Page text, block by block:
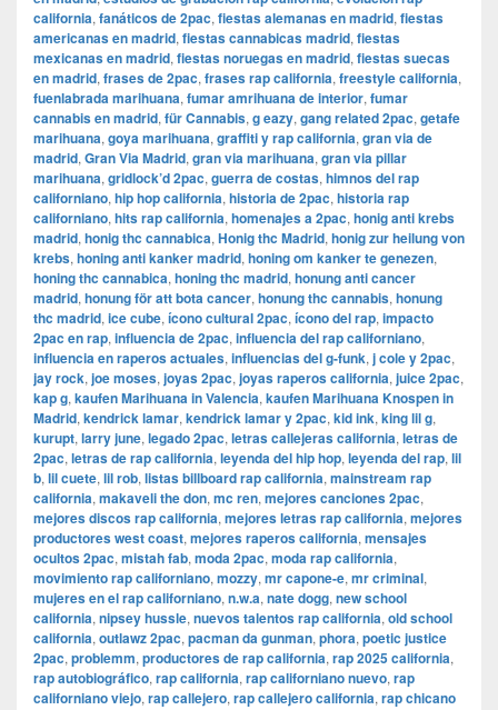
california, fanáticos de 2pac, fiestas alemanas en madrid, fiestas
americanas en madrid, fiestas cannabicas madrid, fiestas
mexicanas en madrid, fiestas noruegas en madrid, fiestas suecas
en madrid, frases de 2pac, frases rap california, freestyle california,
fuenlabrada marihuana, fumar amrihuana de interior, fumar
cannabis en madrid, für Cannabis, g eazy, gang related 2pac, getafe
marihuana, goya marihuana, graffiti y rap california, gran via de
madrid, ​​Gran Via Madrid, gran via marihuana, gran via pillar
marihuana, gridlock’d 2pac, guerra de costas, himnos del rap
californiano, hip hop california, historia de 2pac, historia rap
californiano, hits rap california, homenajes a 2pac, honig anti krebs
madrid, honig thc cannabica, Honig thc Madrid, honig zur heilung von
krebs, honing anti kanker madrid, honing om kanker te genezen,
honing thc cannabica, honing thc madrid, honung anti cancer
madrid, honung för att bota cancer, honung thc cannabis, honung
thc madrid, ice cube, ícono cultural 2pac, ícono del rap, impacto
2pac en rap, influencia de 2pac, influencia del rap californiano,
influencia en raperos actuales, influencias del g-funk, j cole y 2pac,
jay rock, joe moses, joyas 2pac, joyas raperos california, juice 2pac,
kap g, kaufen Marihuana in Valencia, kaufen Marihuana Knospen in
Madrid, kendrick lamar, kendrick lamar y 2pac, kid ink, king lil g,
kurupt, larry june, legado 2pac, letras callejeras california, letras de
2pac, letras de rap california, leyenda del hip hop, leyenda del rap, lil
b, lil cuete, lil rob, listas billboard rap california, mainstream rap
california, makaveli the don, mc ren, mejores canciones 2pac,
mejores discos rap california, mejores letras rap california, mejores
productores west coast, mejores raperos california, mensajes
ocultos 2pac, mistah fab, moda 2pac, moda rap california,
movimiento rap californiano, mozzy, mr capone-e, mr criminal,
mujeres en el rap californiano, n.w.a, nate dogg, new school
california, nipsey hussle, nuevos talentos rap california, old school
california, outlawz 2pac, pacman da gunman, phora, poetic justice
2pac, problemm, productores de rap california, rap 2025 california,
rap autobiográfico, rap california, rap californiano nuevo, rap
californiano viejo, rap callejero, rap callejero california, rap chicano